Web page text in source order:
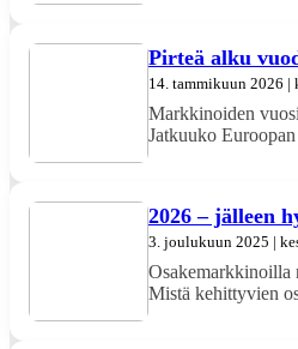
Pirteä alku
14. tammikuun 2026 |
Markkinoiden
Jatkuuko
2026 – jälleen
3. joulukuun 2025 |
Osakemarkkinoilla
Mistä kehittyvien